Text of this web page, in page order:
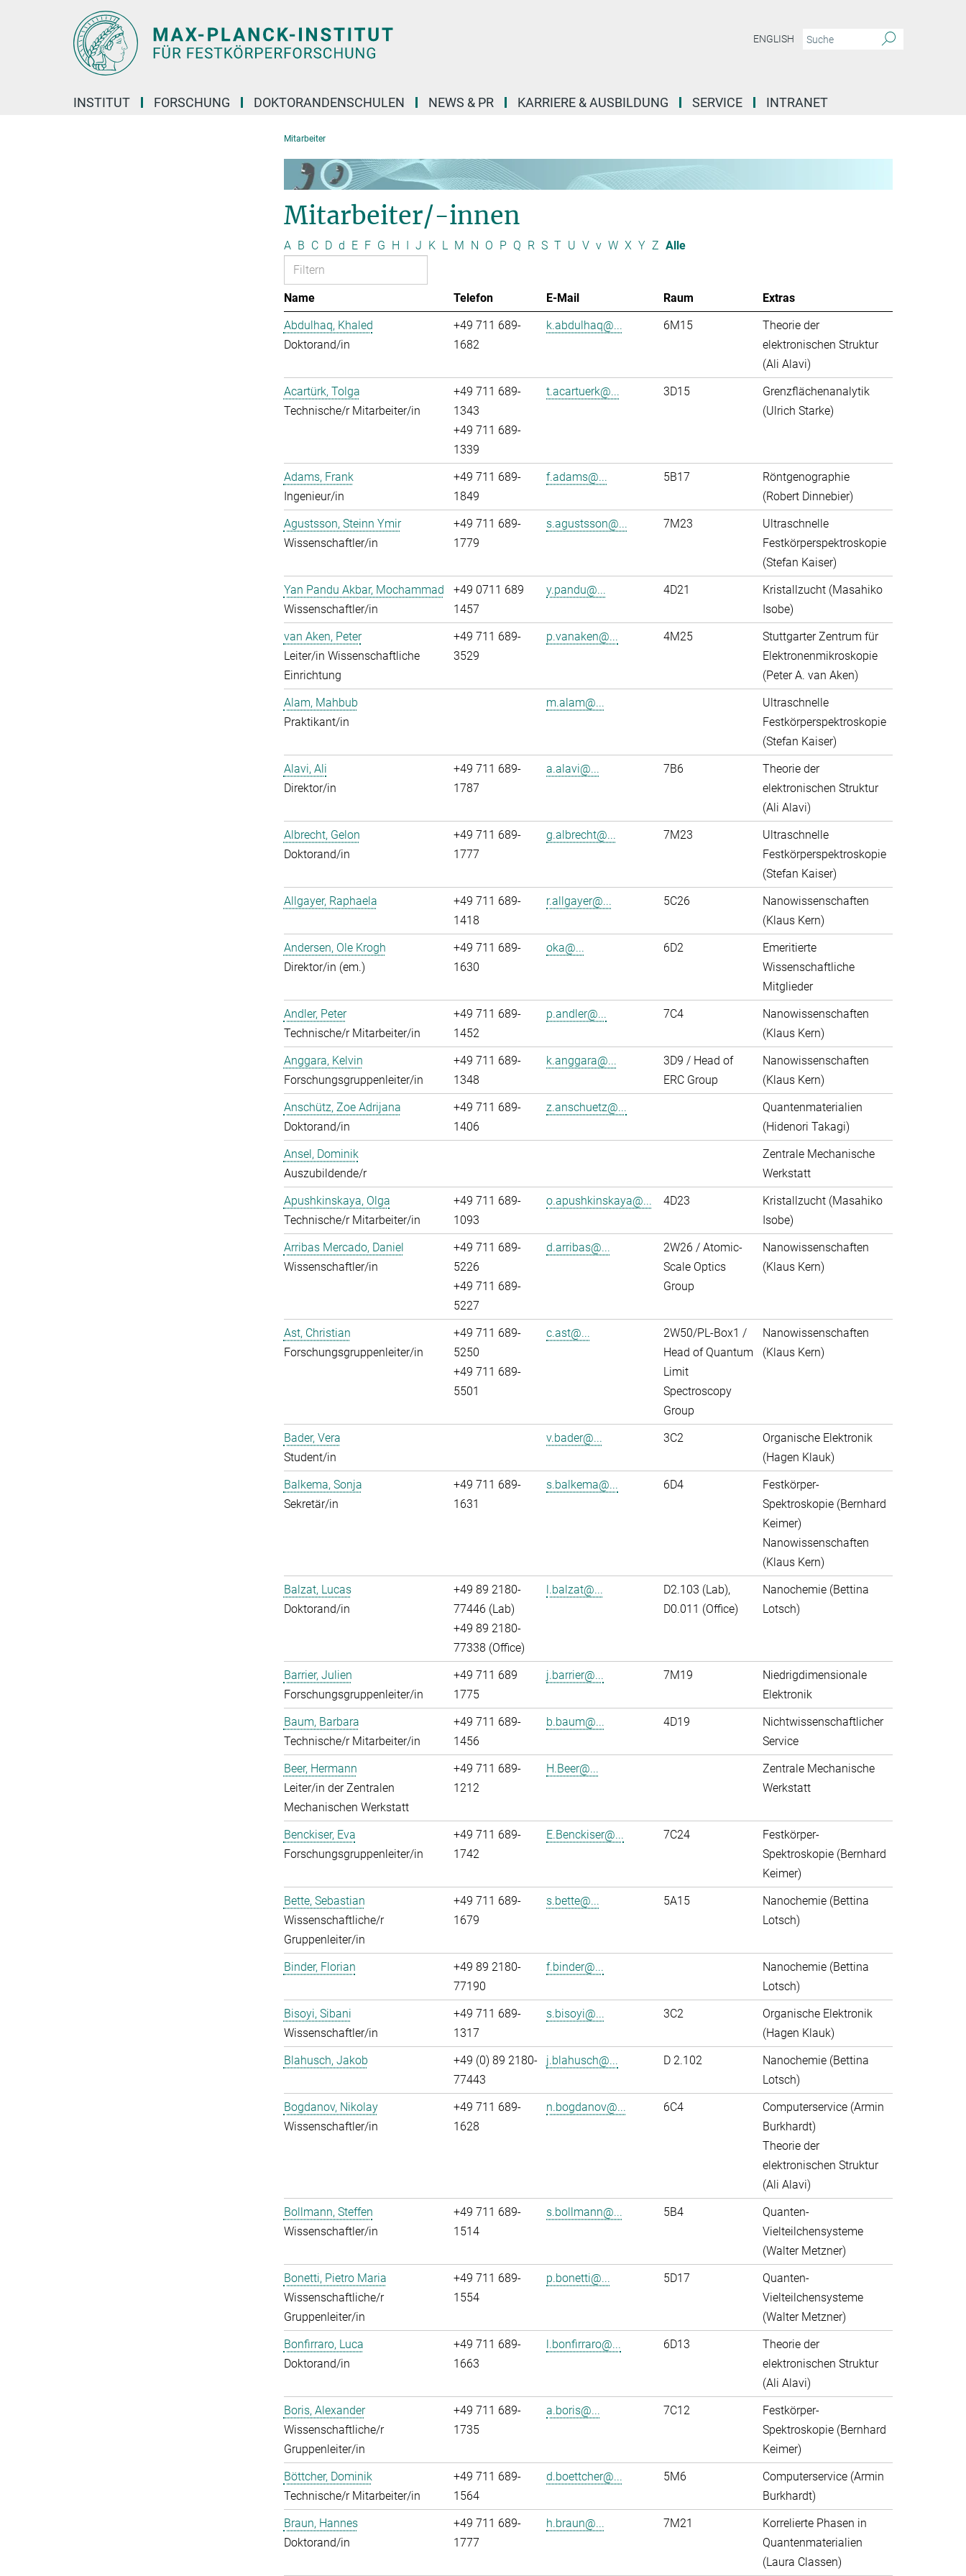
ENGLISH
INSTITUT FORSCHUNG DOKTORANDENSCHULEN NEWS & PR KARRIERE & AUSBILDUNG SERVICE INTRANET
Mitarbeiter
Mitarbeiter/-innen
A B C D d E F G H J K L M N O P Q R S T U V v W X Y Z Alle
Name Telefon E-Mail Raum
Extras
Abdulhaq, Khaled
Doktorand/in
+49 711 689-
1682
k.abdulhaq@... 6M15
Theorie der
elektronischen Struktur
(Ali Alavi)
Acartürk, Tolga
Technische/r Mitarbeiter/in
+49 711 689-
1343
+49 711 689-
1339
t.acartuerk@... 3D15
Grenzflächenanalytik
(Ulrich Starke)
Adams, Frank
Ingenieur/in
+49 711 689-
1849
f.adams@... 5B17
Röntgenographie
(Robert Dinnebier)
Agustsson, Steinn Ymir
Wissenschaftler/in
+49 711 689-
1779
s.agustsson@... 7M23
Ultraschnelle
Festkörperspektroskopie
(Stefan Kaiser)
Yan Pandu Akbar, Mochammad
Wissenschaftler/in
+49 0711 689
1457
y.pandu@... 4D21
Kristallzucht (Masahiko
Isobe)
van Aken, Peter
Leiter/in Wissenschaftliche
Einrichtung
+49 711 689-
3529
p.vanaken@... 4M25
Stuttgarter Zentrum für
Elektronenmikroskopie
(Peter A. van Aken)
Alam, Mahbub
Praktikant/in
m.alam@...
Ultraschnelle
Festkörperspektroskopie
(Stefan Kaiser)
Alavi, Ali
Direktor/in
+49 711 689-
1787
a.alavi@... 7B6
Theorie der
elektronischen Struktur
(Ali Alavi)
Albrecht, Gelon
Doktorand/in
+49 711 689-
1777
g.albrecht@... 7M23
Ultraschnelle
Festkörperspektroskopie
(Stefan Kaiser)
Allgayer, Raphaela
+49 711 689-
1418
r.allgayer@... 5C26
Nanowissenschaften
(Klaus Kern)
Andersen, Ole Krogh
Direktor/in (em.)
+49 711 689-
1630
oka@... 6D2
Emeritierte
Wissenschaftliche
Mitglieder
Andler, Peter
Technische/r Mitarbeiter/in
+49 711 689-
1452
p.andler@... 7C4
Nanowissenschaften
(Klaus Kern)
Anggara, Kelvin
Forschungsgruppenleiter/in
+49 711 689-
1348
k.anggara@...
3D9 / Head of
ERC Group
Nanowissenschaften
(Klaus Kern)
Anschütz, Zoe Adrijana
Doktorand/in
+49 711 689-
1406
z.anschuetz@...
Quantenmaterialien
(Hidenori Takagi)
Ansel, Dominik
Auszubildende/r
Zentrale Mechanische
Werkstatt
Apushkinskaya, Olga
Technische/r Mitarbeiter/in
+49 711 689-
1093
o.apushkinskaya@... 4D23
Kristallzucht (Masahiko
Isobe)
Arribas Mercado, Daniel
Wissenschaftler/in
+49 711 689-
5226
+49 711 689-
5227
d.arribas@...
2W26 / Atomic-
Scale Optics
Group
Nanowissenschaften
(Klaus Kern)
Ast, Christian
Forschungsgruppenleiter/in
+49 711 689-
5250
+49 711 689-
5501
c.ast@...
2W50/PL-Box1 /
Head of Quantum
Limit
Spectroscopy
Group
Nanowissenschaften
(Klaus Kern)
Bader, Vera
Student/in
v.bader@... 3C2
Organische Elektronik
(Hagen Klauk)
Balkema, Sonja
Sekretär/in
+49 711 689-
1631
s.balkema@... 6D4
Festkörper-
Spektroskopie (Bernhard
Keimer)
Nanowissenschaften
(Klaus Kern)
Balzat, Lucas
Doktorand/in
+49 89 2180-
77446 (Lab)
+49 89 2180-
77338 (Office)
l.balzat@...
D2.103 (Lab),
D0.011 (Office)
Nanochemie (Bettina
Lotsch)
Barrier, Julien
Forschungsgruppenleiter/in
+49 711 689
1775
j.barrier@... 7M19
Niedrigdimensionale
Elektronik
Baum, Barbara
Technische/r Mitarbeiter/in
+49 711 689-
1456
b.baum@... 4D19
Nichtwissenschaftlicher
Service
Beer, Hermann
Leiter/in der Zentralen
Mechanischen Werkstatt
+49 711 689-
1212
H.Beer@...
Zentrale Mechanische
Werkstatt
Benckiser, Eva
Forschungsgruppenleiter/in
+49 711 689-
1742
E.Benckiser@... 7C24
Festkörper-
Spektroskopie (Bernhard
Keimer)
Bette, Sebastian
Wissenschaftliche/r
Gruppenleiter/in
+49 711 689-
1679
s.bette@... 5A15
Nanochemie (Bettina
Lotsch)
Binder, Florian
+49 89 2180-
77190
f.binder@...
Nanochemie (Bettina
Lotsch)
Bisoyi, Sibani
Wissenschaftler/in
+49 711 689-
1317
s.bisoyi@... 3C2
Organische Elektronik
(Hagen Klauk)
Blahusch, Jakob
+49 (0) 89 2180-
77443
j.blahusch@... D 2.102
Nanochemie (Bettina
Lotsch)
Bogdanov, Nikolay
Wissenschaftler/in
+49 711 689-
1628
n.bogdanov@... 6C4
Computerservice (Armin
Burkhardt)
Theorie der
elektronischen Struktur
(Ali Alavi)
Bollmann, Steffen
Wissenschaftler/in
+49 711 689-
1514
s.bollmann@... 5B4
Quanten-
Vielteilchensysteme
(Walter Metzner)
Bonetti, Pietro Maria
Wissenschaftliche/r
Gruppenleiter/in
+49 711 689-
1554
p.bonetti@... 5D17
Quanten-
Vielteilchensysteme
(Walter Metzner)
Bonfirraro, Luca
Doktorand/in
+49 711 689-
1663
l.bonfirraro@... 6D13
Theorie der
elektronischen Struktur
(Ali Alavi)
Boris, Alexander
Wissenschaftliche/r
Gruppenleiter/in
+49 711 689-
1735
a.boris@... 7C12
Festkörper-
Spektroskopie (Bernhard
Keimer)
Böttcher, Dominik
Technische/r Mitarbeiter/in
+49 711 689-
1564
d.boettcher@... 5M6
Computerservice (Armin
Burkhardt)
Braun, Hannes
Doktorand/in
+49 711 689-
1777
h.braun@... 7M21
Korrelierte Phasen in
Quantenmaterialien
(Laura Classen)